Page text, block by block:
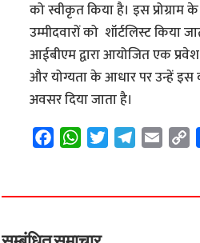
को स्वीकृत किया है। इस
उम्मीदवारों को शॉर्टलिस्ट किया
आईबीएम द्वारा आयोजित एक
और योग्यता के आधार पर उन्हें इस
अवसर दिया जाता है।
e
W
t
t
e
i
y